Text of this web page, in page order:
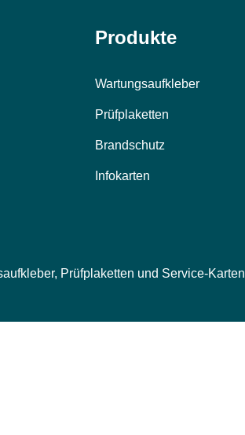
Produkte
Wartungsaufkleber
Prüfplaketten
Brandschutz
Infokarten
Prüfplaketten und Service-Karten